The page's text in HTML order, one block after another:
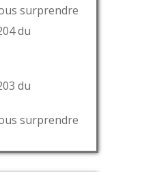
surprendre
du
du
surprendre